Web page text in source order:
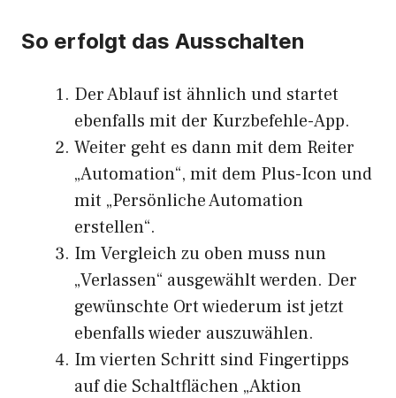
So erfolgt das Ausschalten
Der Ablauf ist ähnlich und startet
ebenfalls mit der Kurzbefehle-App.
Weiter geht es dann mit dem Reiter
„Automation“, mit dem Plus-Icon und
mit „Persönliche Automation
erstellen“.
Im Vergleich zu oben muss nun
„Verlassen“ ausgewählt werden. Der
gewünschte Ort wiederum ist jetzt
ebenfalls wieder auszuwählen.
Im vierten Schritt sind Fingertipps
auf die Schaltflächen „Aktion